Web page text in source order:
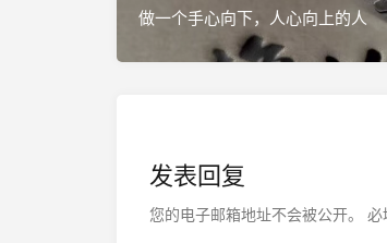
做一个手心向下，人心向上的人
发表回复
您的电子邮箱地址不会被公开。 必